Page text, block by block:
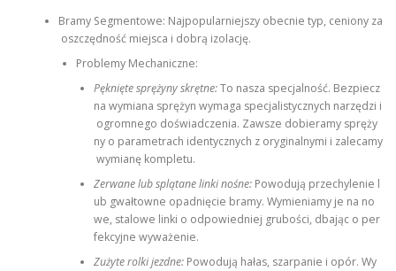
Bramy Segmentowe: Najpopularniejszy obecnie typ, ceniony za
oszczędność miejsca i dobrą izolację.
Problemy Mechaniczne:
Pęknięte sprężyny skrętne:To nasza specjalność. Bezpiecz
na wymiana sprężyn wymaga specjalistycznych narzędzi i
ogromnego doświadczenia. Zawsze dobieramy spręży
ny o parametrach identycznych z oryginalnymi i zalecamy
wymianę kompletu.
Zerwane lub splątane linki nośne:Powodują przechylenie l
ub gwałtowne opadnięcie bramy. Wymieniamy je na no
we, stalowe linki o odpowiedniej grubości, dbając o per
fekcyjne wyważenie.
Zużyte rolki jezdne:Powodują hałas, szarpanie i opór. Wy